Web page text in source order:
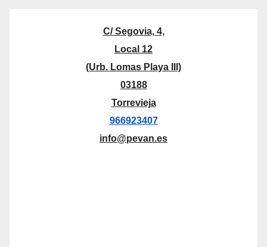
C/ Segovia, 4,
Local 12
(Urb. Lomas Playa III)
03188
Torrevieja
966923407
info@pevan.es